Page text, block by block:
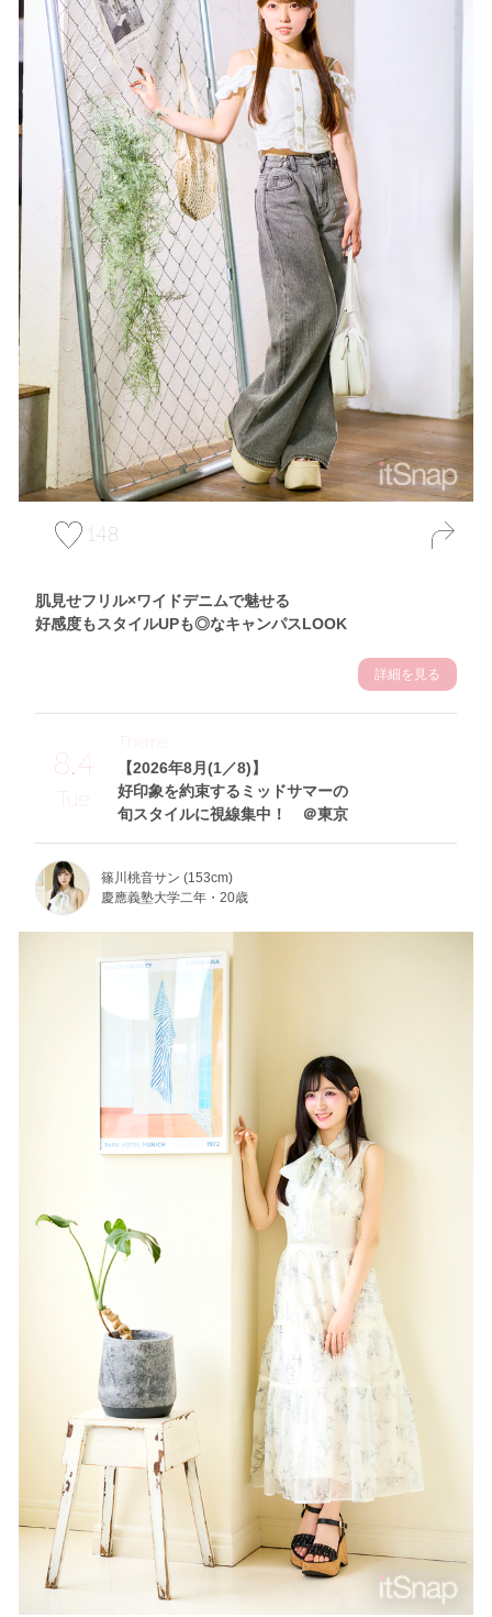
148
肌見せフリル×ワイドデニムで魅せる
好感度もスタイルUPも◎なキャンパスLOOK
詳細を見る
8.4
Tue
【2026年8月(1／8)】
好印象を約束するミッドサマーの
旬スタイルに視線集中！ ＠東京
Theme
篠川桃音サン (153cm)
慶應義塾大学二年・20歳